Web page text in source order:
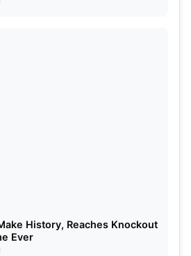
History, Reaches Knockout
Ever